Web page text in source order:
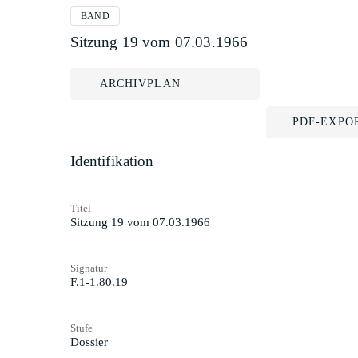
BAND
Sitzung 19 vom 07.03.1966
ARCHIVPLAN
PDF-
Identifikation
Titel
Sitzung 19 vom 07.03.1966
Signatur
F.1-1.80.19
Stufe
Dossier